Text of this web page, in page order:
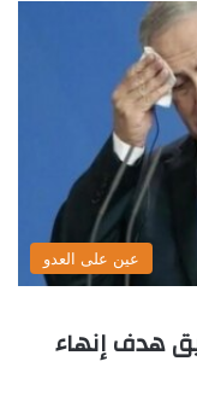
عين على العدو
هدف إنهاء